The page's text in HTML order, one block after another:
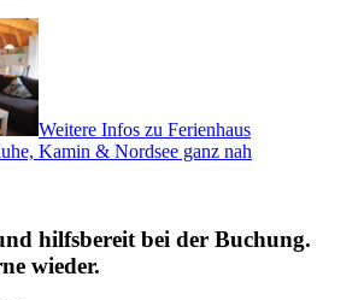
Weitere Infos zu Ferienhaus
Kamin & Nordsee ganz nah
hilfsbereit bei der Buchung.
wieder.